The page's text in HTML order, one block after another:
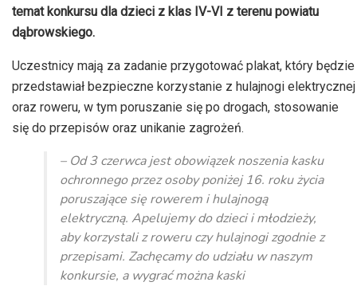
temat konkursu dla dzieci z klas IV-VI z terenu powiatu
dąbrowskiego.
Uczestnicy mają za zadanie przygotować plakat, który będzie
przedstawiał bezpieczne korzystanie z hulajnogi elektrycznej
oraz roweru, w tym poruszanie się po drogach, stosowanie
się do przepisów oraz unikanie zagrożeń.
– Od 3 czerwca jest obowiązek noszenia kasku
ochronnego przez osoby poniżej 16. roku życia
poruszające się rowerem i hulajnogą
elektryczną. Apelujemy do dzieci i młodzieży,
aby korzystali z roweru czy hulajnogi zgodnie z
przepisami. Zachęcamy do udziału w naszym
konkursie, a wygrać można kaski